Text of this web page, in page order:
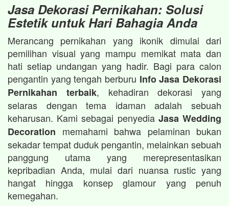
Jasa Dekorasi Pernikahan: Solusi
Estetik untuk Hari Bahagia Anda
Merancang pernikahan yang ikonik dimulai dari
pemilihan visual yang mampu memikat mata dan
hati setiap undangan yang hadir. Bagi para calon
pengantin yang tengah berburu Info Jasa Dekorasi
Pernikahan terbaik, kehadiran dekorasi yang
selaras dengan tema idaman adalah sebuah
keharusan. Kami sebagai penyedia Jasa Wedding
Decoration memahami bahwa pelaminan bukan
sekadar tempat duduk pengantin, melainkan sebuah
panggung utama yang merepresentasikan
kepribadian Anda, mulai dari nuansa rustic yang
hangat hingga konsep glamour yang penuh
kemegahan.